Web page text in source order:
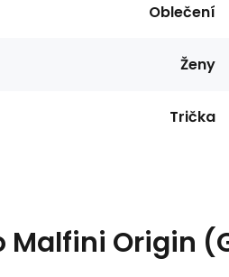
Oblečení
Ženy
Trička
Malfini Origin